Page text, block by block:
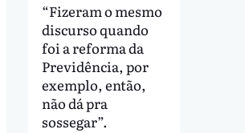
“Fizeram o mesmo
discurso quando
foi a reforma da
Previdência, por
exemplo, então,
não dá pra
sossegar”.